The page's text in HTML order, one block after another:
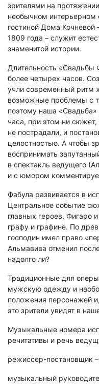
зрителями на
необычном интерьерном
гостиной Дома Кочневой
1809 года – служит
знаменитой истории.
Длительность «Свадьбы
более четырех часов.
учли современный ритм
возможные проблемы с
поэтому наша «Свадьба»
часа, при этом ни
не пострадали, и
целостностью. А чтобы
воспринимать
в спектакль ведущего
и с юмором
Фабула развивается в
Центральное событие
главных героев, Фигаро
графу и графине. По
господин имел право
Альмавива отменил
надолго ли?
Традиционные для
мужскую одежду и
положения персонажей
это зрители увидят в
Музыкальные номера
речитативы и речь
режиссер-постановщик
музыкальный